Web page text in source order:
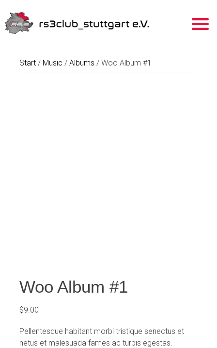
Start / Music / Albums / Woo Album #1
Woo Album #1
$9.00
Pellentesque habitant morbi tristique senectus et
netus et malesuada fames ac turpis egestas.